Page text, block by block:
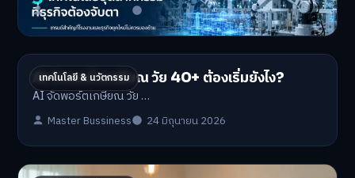
Master Bussiness 1 กรกฎาคม 2026
เทคโนโลยี & นวัตกรรม
AI จัดพอร์ตเกษียณ วัย 40+ ต้องเริ่มยังไง?
AI จัดพอร์ตเกษียณ วัย …
Master Bussiness 24 มิถุนายน 2026